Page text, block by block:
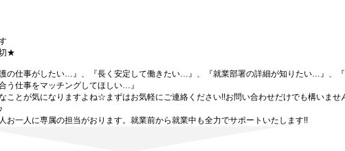
★
護の仕事がしたい…』、『長く安定して働きたい…』、『就業部署の詳細が知りたい…』、
う仕事をマッチングしてほしい…』
ことが気になりますよね☆まずはお気軽にご連絡ください!!お問い合わせだけでも構いませ
お一人に専属の担当がおります。就業前から就業中も全力でサポートいたします!!